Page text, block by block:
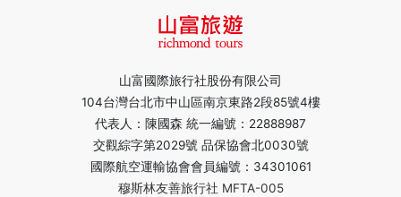
山富國際旅行社股份有限公司
104台灣台北市中山區南京東路2段85號4樓
代表人：陳國森 統一編號：22888987
交觀綜字第2029號 品保協會北0030號
國際航空運輸協會會員編號：34301061
穆斯林友善旅行社 MFTA-005